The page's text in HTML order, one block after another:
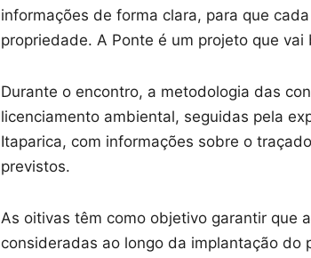
informações de forma clara, para que
propriedade. A Ponte é um projeto que vai
Durante o encontro, a metodologia das
licenciamento ambiental, seguidas pela
Itaparica, com informações sobre o
previstos.
As oitivas têm como objetivo garantir que
consideradas ao longo da implantação do